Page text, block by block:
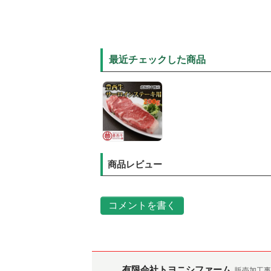
最近チェックした商品
商品レビュー
コメントを書く